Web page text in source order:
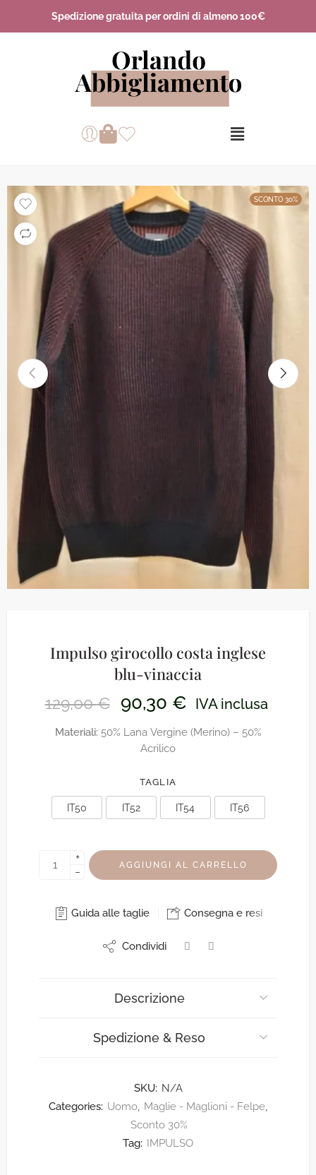
Spedizione gratuita per ordini di almeno 100€
SCONTO 30%
Impulso girocollo costa inglese
blu-vinaccia
129,00€ 90,30 € IVA inclusa
Materiali: 50% Lana Vergine (Merino) – 50%
Acrilico
TAGLIA
IT50 IT52 IT54 IT56
+
−
AGGIUNGI AL CARRELLO
Guida alle taglie Consegna e resi
Condividi
Descrizione
Spedizione & Reso
SKU: N/A
Categories: Uomo Maglie - Maglioni - Felpe
Sconto 30%
Tag: IMPULSO